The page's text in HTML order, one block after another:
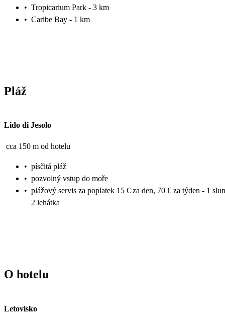
• Tropicarium Park - 3 km
• Caribe Bay - 1 km
Pláž
Lido di Jesolo
cca 150 m od hotelu
• písčitá pláž
• pozvolný vstup do moře
• plážový servis za poplatek 15 € za den, 70 € za týden - 1
2 lehátka
O hotelu
Letovisko